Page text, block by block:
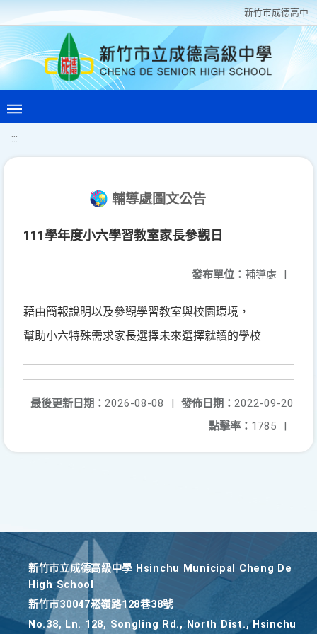
新竹巿成德高中
:::
輔導處圖文公告
111學年度小六學習教室家長參觀日
發布單位： 輔導處 |
藉由簡報說明以及參觀學習教室與校園環境，
幫助小六特殊需求家長選擇未來選擇就讀的學校
發佈日期： 2022-09-20
最後更新日期： 2026-08-08
|
點擊率： 1785 |
新竹巿立成德高級中學 Hsinchu Municipal Cheng De
High School
新竹巿30047崧嶺路128巷38號
No.38, Ln. 128, Songling Rd., North Dist., Hsinchu